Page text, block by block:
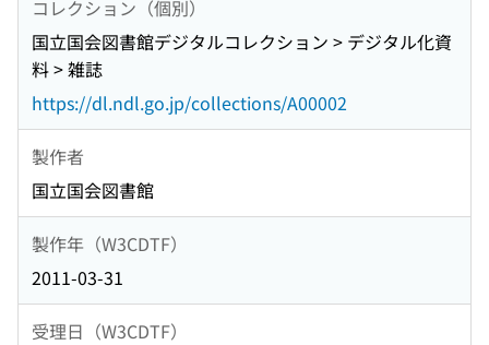
コレクション（個別）
国立国会図書館デジタルコレクション > デジタル化資
料 > 雑誌
https://dl.ndl.go.jp/collections/A00002
製作者
国立国会図書館
製作年（W3CDTF）
2011-03-31
受理日（W3CDTF）